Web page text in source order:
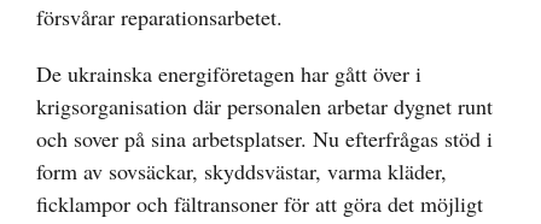
försvårar reparationsarbetet.
De ukrainska energiföretagen har gått över i
krigsorganisation där personalen arbetar dygnet runt
och sover på sina arbetsplatser. Nu efterfrågas stöd i
form av sovsäckar, skyddsvästar, varma kläder,
ficklampor och fältransoner för att göra det möjligt